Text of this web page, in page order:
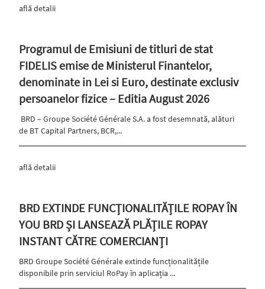
află detalii
Programul de Emisiuni de titluri de stat
FIDELIS emise de Ministerul Finantelor,
denominate in Lei si Euro, destinate exclusiv
persoanelor fizice – Editia August 2026
BRD – Groupe Société Générale S.A. a fost desemnată, alături
de BT Capital Partners, BCR,...
află detalii
BRD EXTINDE FUNCȚIONALITĂȚILE ROPAY ÎN
YOU BRD ȘI LANSEAZĂ PLĂȚILE ROPAY
INSTANT CĂTRE COMERCIANȚI
BRD Groupe Société Générale extinde funcționalitățile
disponibile prin serviciul RoPay în aplicația ...